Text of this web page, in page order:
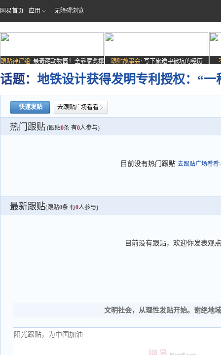
网易首页 应用 无障碍浏览
跟贴神评组: 最奇葩动物园！全靠家禽撑
场子
跟贴故事会: 写下旅途中被坑的经历
话题： 地铁设计获得发明专利授权：“
快速发贴 去跟贴广场看看
热门跟贴 (跟贴0条 有0人参与)
目前没有热门跟贴 去跟贴广场看看
最新跟贴(跟贴0条 有0人参与)
目前没有跟贴，欢迎你发表观点
文明社会，从理性发贴开始。谢绝地